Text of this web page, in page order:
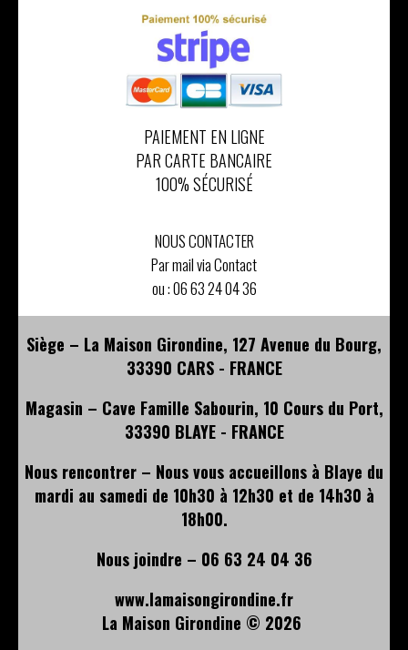
PAIEMENT EN LIGNE
PAR CARTE BANCAIRE
100% SÉCURISÉ
NOUS CONTACTER
Par mail via Contact
ou :06 63 24 04 36
Siège – La Maison Girondine, 127 Avenue du Bourg,
33390 CARS - FRANCE
Magasin – Cave Famille Sabourin, 10 Cours du Port,
33390 BLAYE - FRANCE
Nous rencontrer – Nous vous accueillons à Blaye du
mardi au samedi de 10h30 à 12h30 et de 14h30 à
18h00.
Nous joindre – 06 63 24 04 36
www.lamaisongirondine.fr
La Maison Girondine © 2026